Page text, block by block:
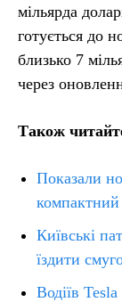
мільярда
готується до
близько 7
через
Також
Показали
компактний
Київські
їздити
Водіїв